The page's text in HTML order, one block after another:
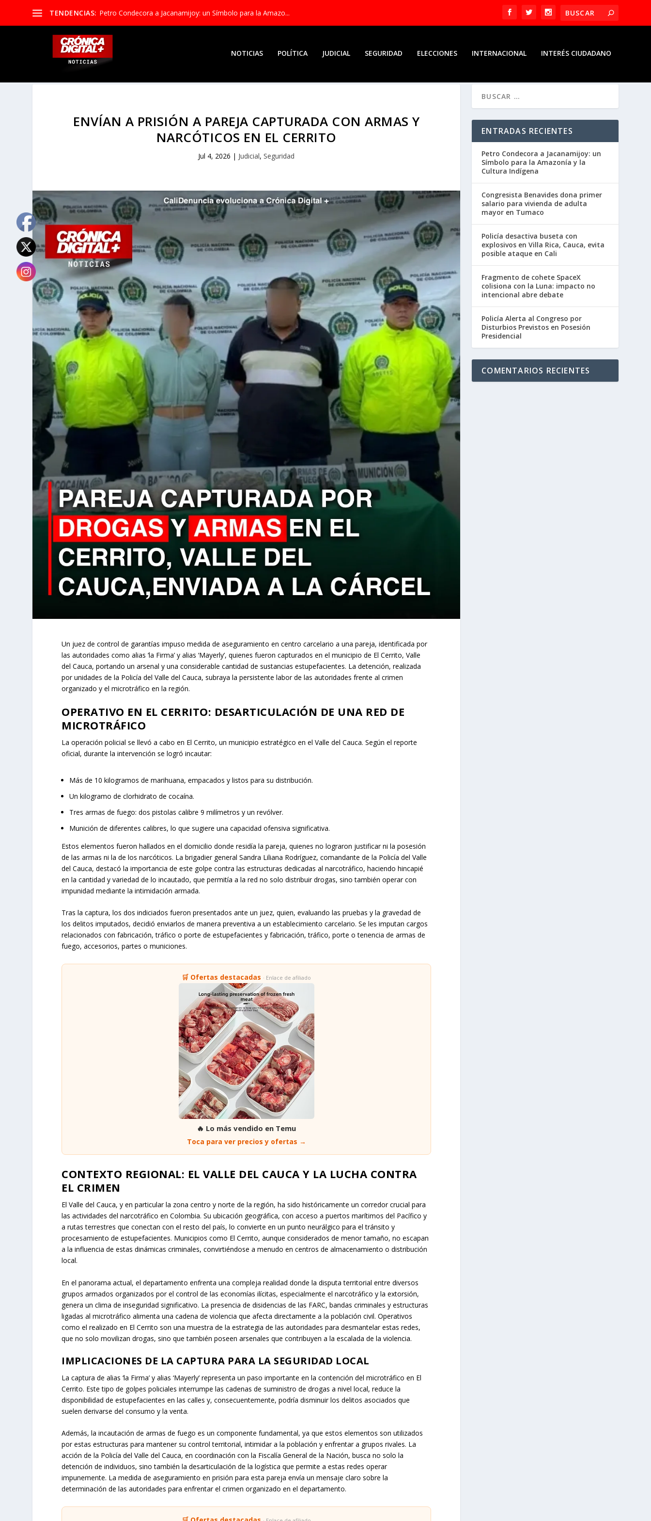
TENDENCIAS: Petro Condecora a Jacanamijoy: un Símbolo para la Amazo...
NOTICIAS POLÍTICA JUDICIAL SEGURIDAD ELECCIONES INTERNACIONAL INTERÉS CIUDADANO
ENVÍAN A PRISIÓN A PAREJA CAPTURADA CON ARMAS Y
NARCÓTICOS EN EL CERRITO
Jul 4, 2026 | Judicial,Seguridad
Un juez de control de garantías impuso medida de aseguramiento en centro carcelario a una pareja, identificada por
las autoridades como alias ‘la Firma’ y alias ‘Mayerly’, quienes fueron capturados en el municipio de El Cerrito, Valle
del Cauca, portando un arsenal y una considerable cantidad de sustancias estupefacientes. La detención, realizada
por unidades de la Policía del Valle del Cauca, subraya la persistente labor de las autoridades frente al crimen
organizado y el microtráfico en la región.
OPERATIVO EN EL CERRITO: DESARTICULACIÓN DE UNA RED DE
MICROTRÁFICO
La operación policial se llevó a cabo en El Cerrito, un municipio estratégico en el Valle del Cauca. Según el reporte
oficial, durante la intervención se logró incautar:
Más de 10 kilogramos de marihuana, empacados y listos para su distribución.
Un kilogramo de clorhidrato de cocaína.
Tres armas de fuego: dos pistolas calibre 9 milímetros y un revólver.
Munición de diferentes calibres, lo que sugiere una capacidad ofensiva significativa.
Estos elementos fueron hallados en el domicilio donde residía la pareja, quienes no lograron justificar ni la posesión
de las armas ni la de los narcóticos. La brigadier general Sandra Liliana Rodríguez, comandante de la Policía del Valle
del Cauca, destacó la importancia de este golpe contra las estructuras dedicadas al narcotráfico, haciendo hincapié
en la cantidad y variedad de lo incautado, que permitía a la red no solo distribuir drogas, sino también operar con
impunidad mediante la intimidación armada.
Tras la captura, los dos indiciados fueron presentados ante un juez, quien, evaluando las pruebas y la gravedad de
los delitos imputados, decidió enviarlos de manera preventiva a un establecimiento carcelario. Se les imputan cargos
relacionados con fabricación, tráfico o porte de estupefacientes y fabricación, tráfico, porte o tenencia de armas de
fuego, accesorios, partes o municiones.
🛒 Ofertas destacadas · Enlace de afiliado
🔥 Lo más vendido en Temu
Toca para ver precios y ofertas →
CONTEXTO REGIONAL: EL VALLE DEL CAUCA Y LA LUCHA CONTRA
EL CRIMEN
El Valle del Cauca, y en particular la zona centro y norte de la región, ha sido históricamente un corredor crucial para
las actividades del narcotráfico en Colombia. Su ubicación geográfica, con acceso a puertos marítimos del Pacífico y
a rutas terrestres que conectan con el resto del país, lo convierte en un punto neurálgico para el tránsito y
procesamiento de estupefacientes. Municipios como El Cerrito, aunque considerados de menor tamaño, no escapan
a la influencia de estas dinámicas criminales, convirtiéndose a menudo en centros de almacenamiento o distribución
local.
En el panorama actual, el departamento enfrenta una compleja realidad donde la disputa territorial entre diversos
grupos armados organizados por el control de las economías ilícitas, especialmente el narcotráfico y la extorsión,
genera un clima de inseguridad significativo. La presencia de disidencias de las FARC, bandas criminales y estructuras
ligadas al microtráfico alimenta una cadena de violencia que afecta directamente a la población civil. Operativos
como el realizado en El Cerrito son una muestra de la estrategia de las autoridades para desmantelar estas redes,
que no solo movilizan drogas, sino que también poseen arsenales que contribuyen a la escalada de la violencia.
IMPLICACIONES DE LA CAPTURA PARA LA SEGURIDAD LOCAL
La captura de alias ‘la Firma’ y alias ‘Mayerly’ representa un paso importante en la contención del microtráfico en El
Cerrito. Este tipo de golpes policiales interrumpe las cadenas de suministro de drogas a nivel local, reduce la
disponibilidad de estupefacientes en las calles y, consecuentemente, podría disminuir los delitos asociados que
suelen derivarse del consumo y la venta.
Además, la incautación de armas de fuego es un componente fundamental, ya que estos elementos son utilizados
por estas estructuras para mantener su control territorial, intimidar a la población y enfrentar a grupos rivales. La
acción de la Policía del Valle del Cauca, en coordinación con la Fiscalía General de la Nación, busca no solo la
detención de individuos, sino también la desarticulación de la logística que permite a estas redes operar
impunemente. La medida de aseguramiento en prisión para esta pareja envía un mensaje claro sobre la
determinación de las autoridades para enfrentar el crimen organizado en el departamento.
ENTRADAS RECIENTES
Petro Condecora a Jacanamijoy: un
Símbolo para la Amazonía y la
Cultura Indígena
Congresista Benavides dona primer
salario para vivienda de adulta
mayor en Tumaco
Policía desactiva buseta con
explosivos en Villa Rica, Cauca, evita
posible ataque en Cali
Fragmento de cohete SpaceX
colisiona con la Luna: impacto no
intencional abre debate
Policía Alerta al Congreso por
Disturbios Previstos en Posesión
Presidencial
COMENTARIOS RECIENTES